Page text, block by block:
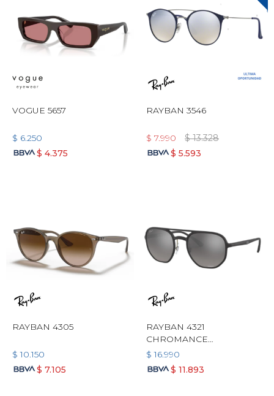
VOGUE 5657
$ 6.250
$ 4.375
RAYBAN 3546
$ 7.990 $ 13.328
$ 5.593
RAYBAN 4305
$ 10.150
$ 7.105
RAYBAN 4321
CHROMANCE
POLARIZADO
$ 16.990
$ 11.893